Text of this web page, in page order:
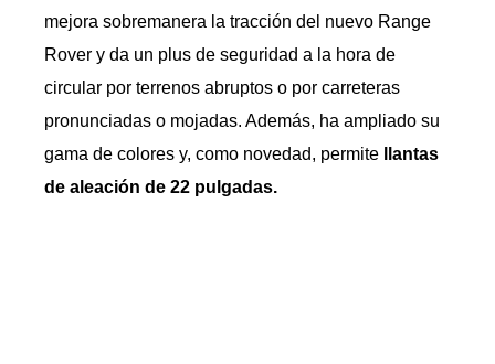
mejora sobremanera la tracción del nuevo Range
Rover y da un plus de seguridad a la hora de
circular por terrenos abruptos o por carreteras
pronunciadas o mojadas. Además, ha ampliado su
gama de colores y, como novedad, permite
llantas
de aleación de 22 pulgadas.